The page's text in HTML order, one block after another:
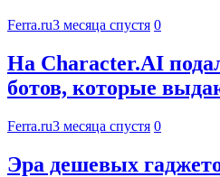
Ferra.ru3 месяца спустя 0
На Character.AI
ботов, которые
Ferra.ru3 месяца спустя 0
Эра дешевых